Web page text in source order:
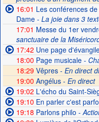
16:01 Les conférences
Dame- La joie dans 3
17:01 Messe du 1er
sanctuaire de la
17:42 Une page
18:00 Page musicale-
18:29 Vêpres - En direct
19:00 Angélus - En direct
19:02 L'écho du Saint-
19:10 En parler c'est
19:18 Parlons philo -